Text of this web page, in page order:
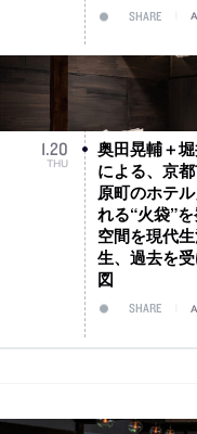
SHARE
1.20
THU
奥田晃輔＋
による、京
原町のホテ
れる“火袋”
空間を現代
生、過去を
図
SHARE